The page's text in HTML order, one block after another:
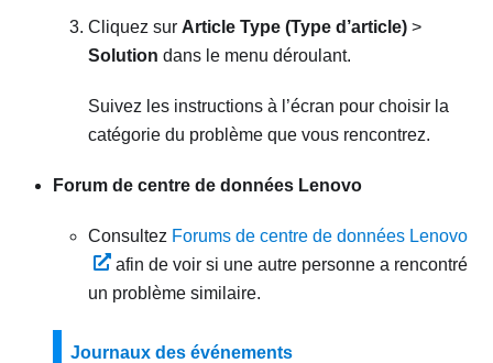
Cliquez sur Article Type (Type d’article) >
Solution dans le menu déroulant.
Suivez les instructions à l’écran pour choisir la
catégorie du problème que vous rencontrez.
Forum de centre de données Lenovo
Consultez Forums de centre de données Lenovo
afin de voir si une autre personne a rencontré
un problème similaire.
Journaux des événements